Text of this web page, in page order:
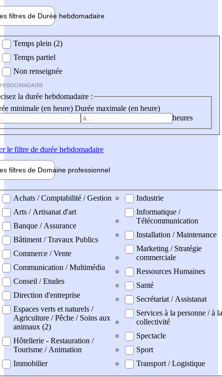
filtres de Durée hebdomadaire
Temps plein (2)
Temps partiel
Non renseignée
la durée hebdomadaire :
minimale (en heure) Durée maximale (en heure)
heures
le filtre de durée hebdomadaire
filtres de Domaine professionnel
professionel
Achats / Comptabilité / Gestion
Arts / Artisanat d'art
Banque / Assurance
Bâtiment / Travaux Publics
Commerce / Vente
Communication / Multimédia
Conseil / Etudes
Direction d'entreprise
Espaces verts et naturels /
Agriculture / Pêche / Soins aux
animaux (2)
Hôtellerie - Restauration /
Tourisme / Animation
Immobilier
Industrie
Informatique /
Télécommunication
Installation / Maintenance
Marketing / Stratégie
commerciale
Ressources Humaines
Santé
Secrétariat / Assistanat
Services à la personne / à la
collectivité
Spectacle
Sport
Transport / Logistique